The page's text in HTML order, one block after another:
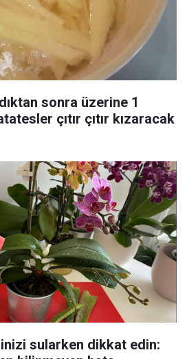
sonra üzerine 1
çıtır çıtır kızaracak
sularken dikkat edin: